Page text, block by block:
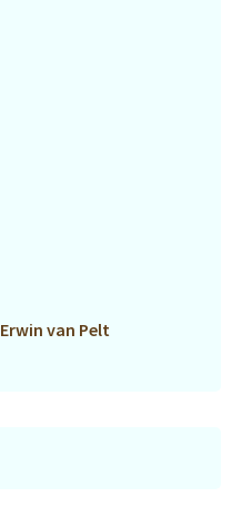
Erwin van Pelt